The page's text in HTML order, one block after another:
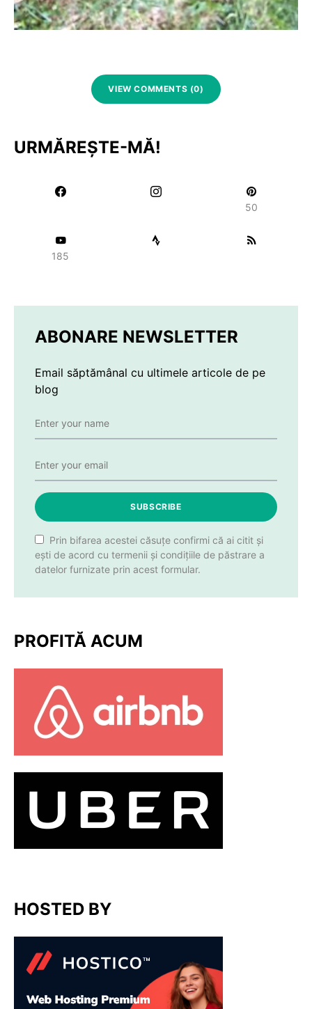
VIEW COMMENTS (0)
URMĂREȘTE-MĂ!
50
185
ABONARE NEWSLETTER
Email săptămânal cu ultimele articole de pe
blog
SUBSCRIBE
Prin bifarea acestei căsuțe confirmi că ai citit și
ești de acord cu termenii și condițiile de păstrare a
datelor furnizate prin acest formular.
PROFITĂ ACUM
HOSTED BY